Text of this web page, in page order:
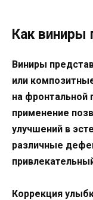
Как виниры
Виниры
или
на фронтальной
применение
улучшений в
различные
Коррекция